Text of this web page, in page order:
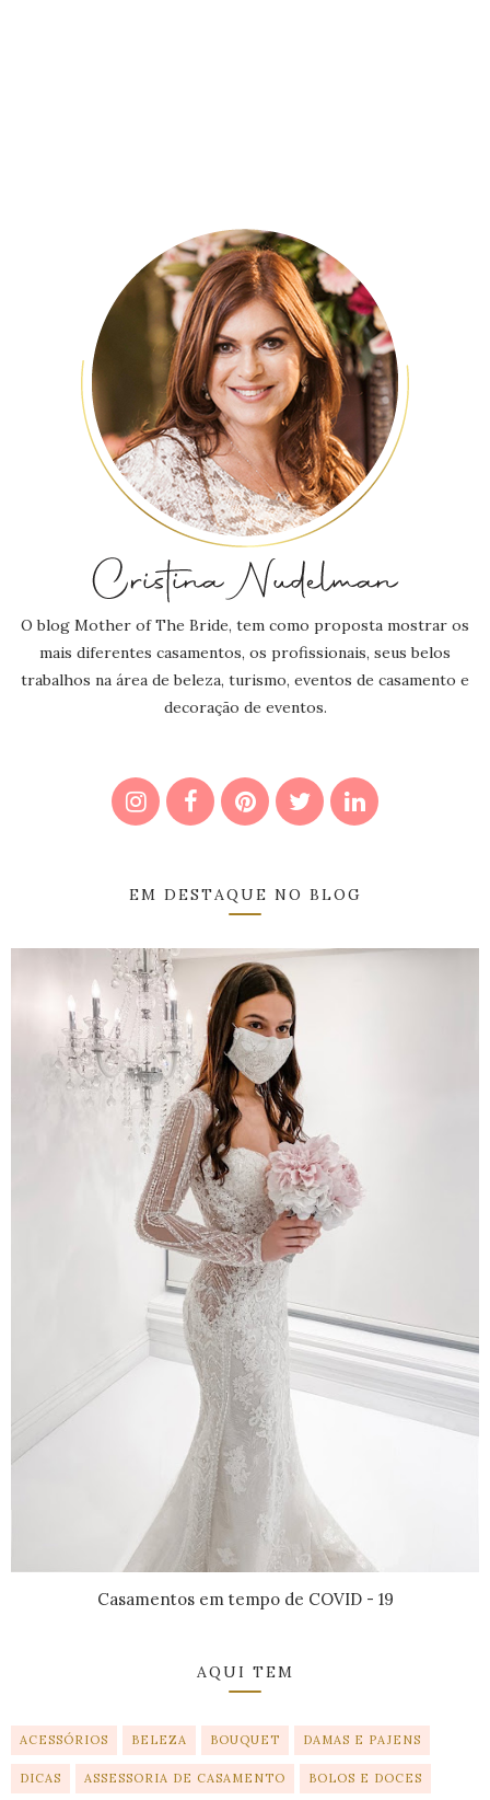
O blog Mother of The Bride, tem como proposta mostrar os
mais diferentes casamentos, os profissionais, seus belos
trabalhos na área de beleza, turismo, eventos de casamento e
decoração de eventos.
EM DESTAQUE NO BLOG
Casamentos em tempo de COVID - 19
AQUI TEM
ACESSÓRIOS BELEZA BOUQUET DAMAS E PAJENS
DICAS ASSESSORIA DE CASAMENTO BOLOS E DOCES